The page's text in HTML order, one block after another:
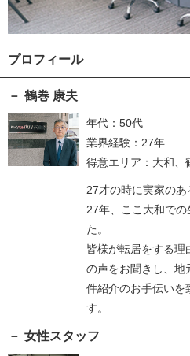
プロフィール
鶴巻 康夫
年代：50代
業界経験：27年
得意エリア：大和、
27才の時に実家の
27年、ここ大和で
た。
皆様が転居をする理
の声をお聞きし、地
件紹介のお手伝いを
す。
女性スタッフ